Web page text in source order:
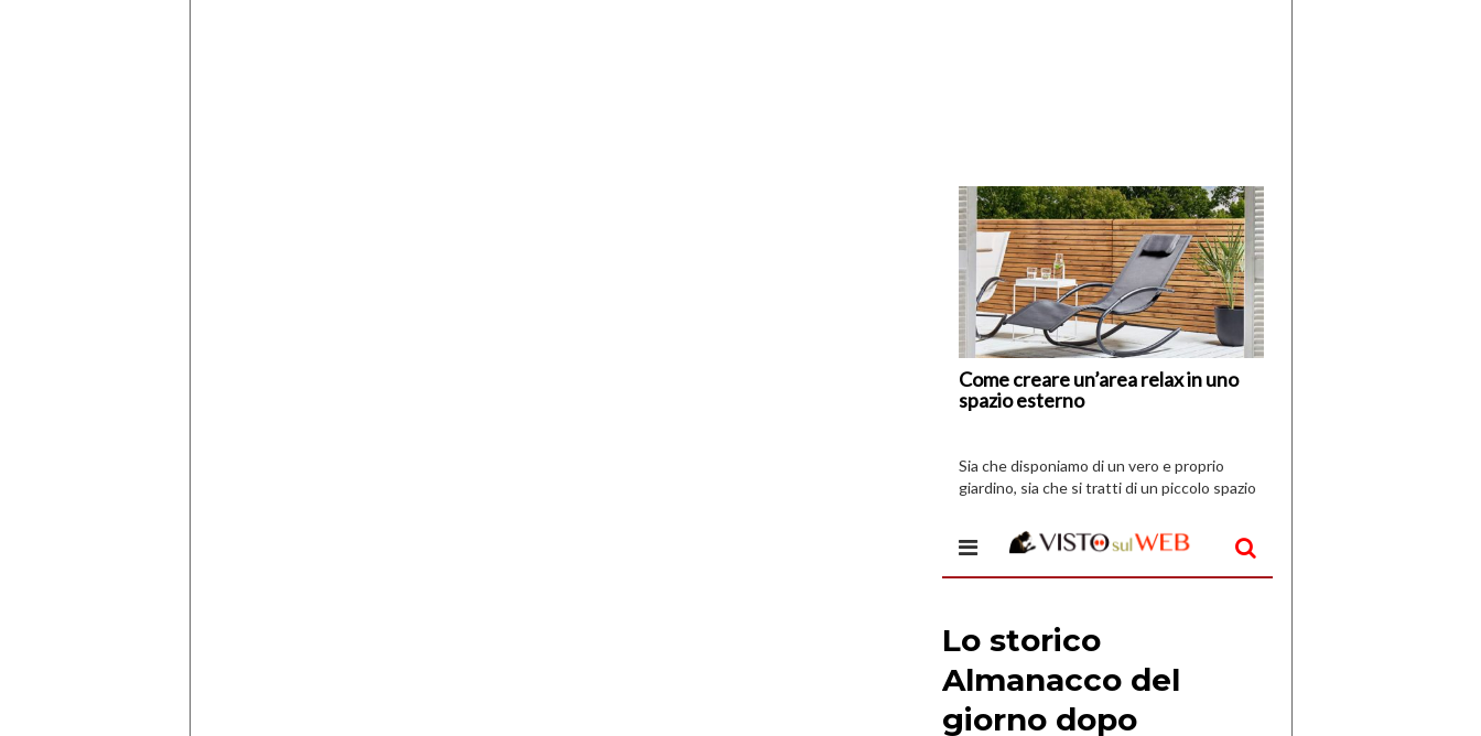
Come creare un’area relax in uno
spazio esterno
di
I
Vespri
Sia che disponiamo di un vero e proprio
giardino, sia che si tratti di un piccolo spazio